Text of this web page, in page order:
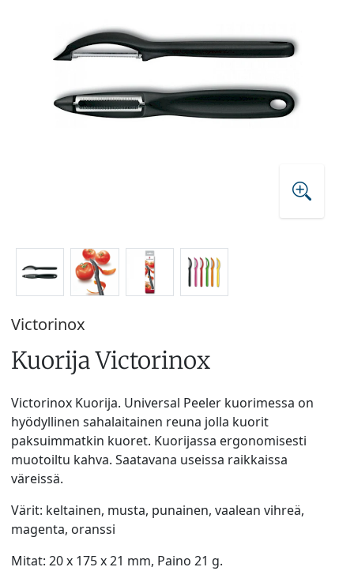
Victorinox
Kuorija Victorinox
Victorinox Kuorija. Universal Peeler kuorimessa on
hyödyllinen sahalaitainen reuna jolla kuorit
paksuimmatkin kuoret. Kuorijassa ergonomisesti
muotoiltu kahva. Saatavana useissa raikkaissa
väreissä.
Värit: keltainen, musta, punainen, vaalean vihreä,
magenta, oranssi
Mitat: 20 x 175 x 21 mm, Paino 21 g.